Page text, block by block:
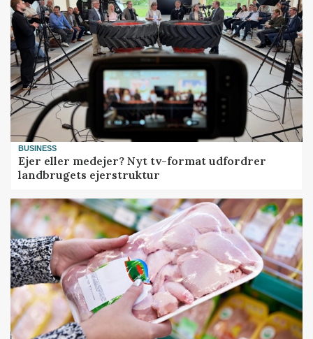
BUSINESS
Ejer eller medejer? Nyt tv-format udfordrer
landbrugets ejerstruktur